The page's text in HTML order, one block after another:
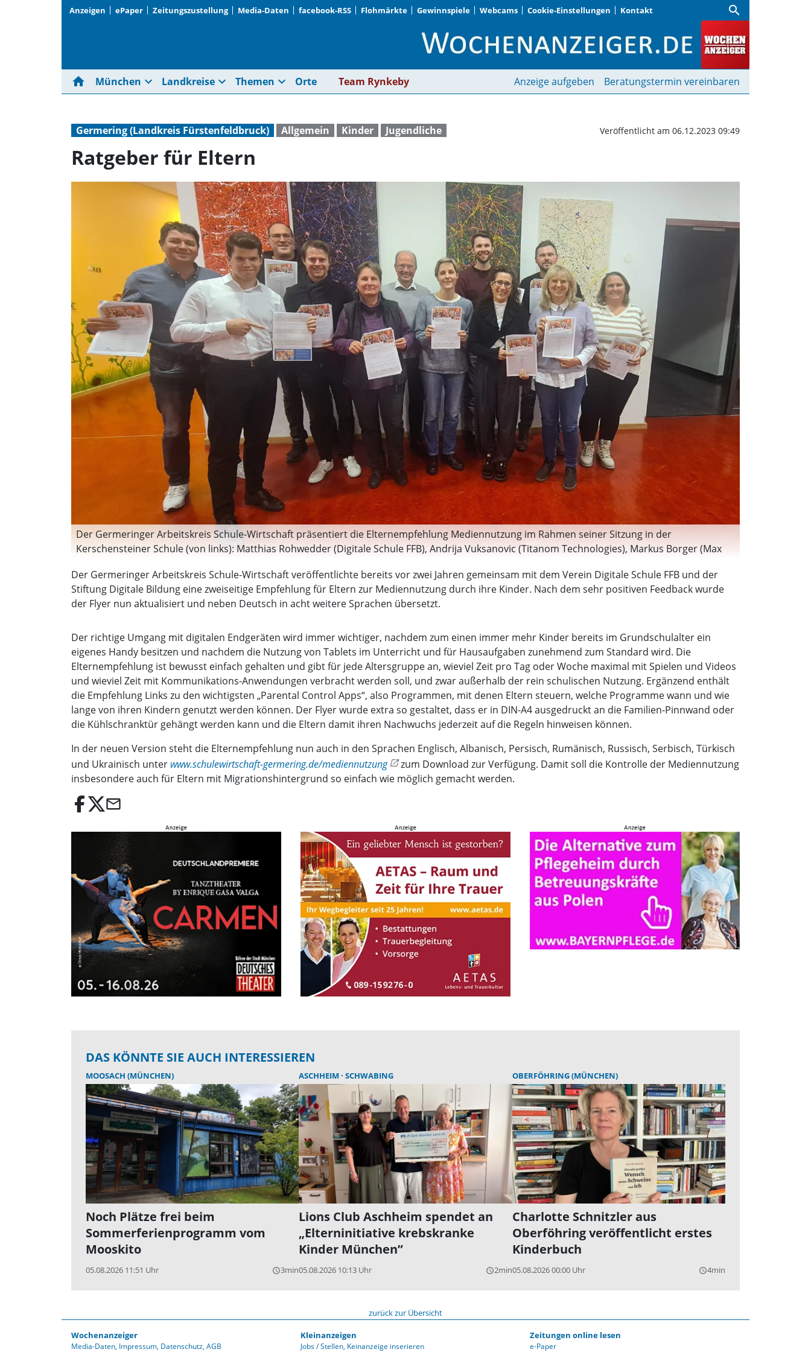
Anzeigen ePaper Zeitungszustellung Media-Daten facebook-RSS Flohmärkte Gewinnspiele Webcams Cookie-Einstellungen Kontakt search
Ratgeber für Eltern | Wochenanzeiger
home München expand_more Landkreise expand_more Themen expand_more Orte Team Rynkeby Anzeige aufgeben Beratungstermin vereinbaren
Germering (Landkreis Fürstenfeldbruck) Allgemein Kinder Jugendliche Veröffentlicht am 06.12.2023 09:49
Ratgeber für Eltern
Der Germeringer Arbeitskreis Schule-Wirtschaft präsentiert die Elternempfehlung Mediennutzung im Rahmen seiner Sitzung in der
Kerschensteiner Schule (von links): Matthias Rohwedder (Digitale Schule FFB), Andrija Vuksanovic (Titanom Technologies), Markus Borger (Max
Susanne Giering (Eugen Papst Schule), Benedict Padberg (Interlink), Claudia Wagenführer (Kerschensteiner Schule), Johannes Kirmair
(Jugendreferent Stadt Germering), Petra Tech (Wirtschaftsförderung Stadt Germering) sowie Christina Wenzel (Carl-Spitzweg-Gymnasium). (Foto:
Wirtschaftsverband Germering e.V )
Der Germeringer Arbeitskreis Schule-Wirtschaft veröffentlichte bereits vor zwei Jahren gemeinsam mit dem Verein Digitale Schule FFB und der
Stiftung Digitale Bildung eine zweiseitige Empfehlung für Eltern zur Mediennutzung durch ihre Kinder. Nach dem sehr positiven Feedback wurde
der Flyer nun aktualisiert und neben Deutsch in acht weitere Sprachen übersetzt.
Der richtige Umgang mit digitalen Endgeräten wird immer wichtiger, nachdem zum einen immer mehr Kinder bereits im Grundschulalter ein
eigenes Handy besitzen und nachdem die Nutzung von Tablets im Unterricht und für Hausaufgaben zunehmend zum Standard wird. Die
Elternempfehlung ist bewusst einfach gehalten und gibt für jede Altersgruppe an, wieviel Zeit pro Tag oder Woche maximal mit Spielen und Videos
und wieviel Zeit mit Kommunikations-Anwendungen verbracht werden soll, und zwar außerhalb der rein schulischen Nutzung. Ergänzend enthält
die Empfehlung Links zu den wichtigsten „Parental Control Apps“, also Programmen, mit denen Eltern steuern, welche Programme wann und wie
lange von ihren Kindern genutzt werden können. Der Flyer wurde extra so gestaltet, dass er in DIN-A4 ausgedruckt an die Familien-Pinnwand oder
die Kühlschranktür gehängt werden kann und die Eltern damit ihren Nachwuchs jederzeit auf die Regeln hinweisen können.
In der neuen Version steht die Elternempfehlung nun auch in den Sprachen Englisch, Albanisch, Persisch, Rumänisch, Russisch, Serbisch, Türkisch
und Ukrainisch unter www.schulewirtschaft-germering.de/mediennutzung
zum Download zur Verfügung. Damit soll die Kontrolle der Mediennutzung
insbesondere auch für Eltern mit Migrationshintergrund so einfach wie möglich gemacht werden.
email
DAS KÖNNTE SIE AUCH INTERESSIEREN
MOOSACH (MÜNCHEN)
Noch Plätze frei beim
Sommerferienprogramm vom
Mooskito
05.08.2026 11:51 Uhr query_builder3min
ASCHHEIM SCHWABING
Lions Club Aschheim spendet an
„Elterninitiative krebskranke
Kinder München”
05.08.2026 10:13 Uhr query_builder2min
OBERFÖHRING (MÜNCHEN)
Charlotte Schnitzler aus
Oberföhring veröffentlicht erstes
Kinderbuch
05.08.2026 00:00 Uhr query_builder4min
zurück zur Übersicht
Wochenanzeiger
Media-Daten Impressum Datenschutz AGB
Kleinanzeigen
Jobs / Stellen Keinanzeige inserieren
Zeitungen online lesen
e-Paper